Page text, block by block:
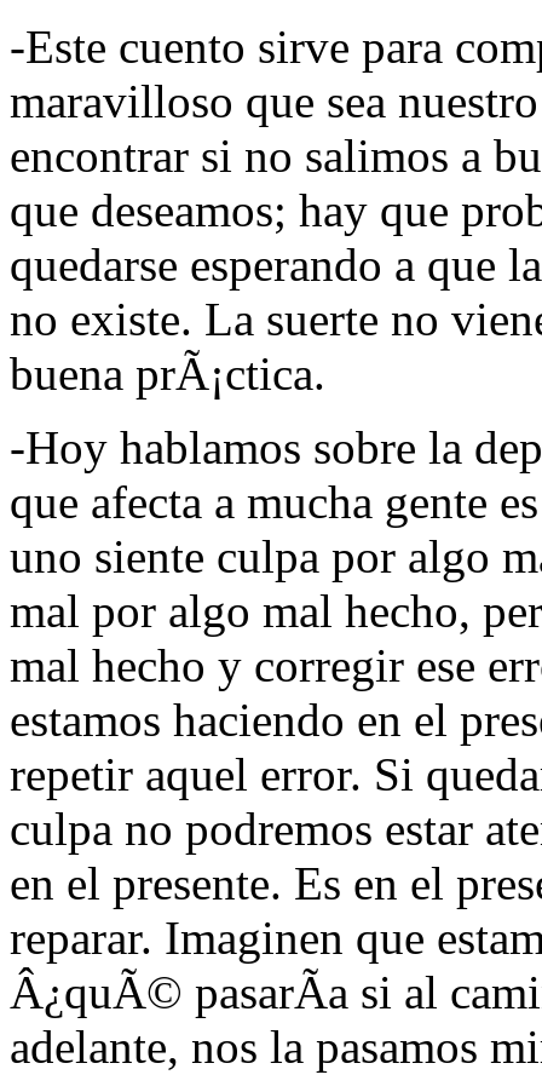
-Este cuento sirve para
maravilloso que sea
encontrar si no salimos a
que deseamos; hay que
quedarse esperando a que
no existe. La suerte no
buena prÃ¡ctica.
-Hoy hablamos sobre la
que afecta a mucha gente
uno siente culpa por algo
mal por algo mal hecho,
mal hecho y corregir ese
estamos haciendo en el
repetir aquel error. Si
culpa no podremos estar
en el presente. Es en el
reparar. Imaginen que
Â¿quÃ© pasarÃ­a si al
adelante, nos la pasamos